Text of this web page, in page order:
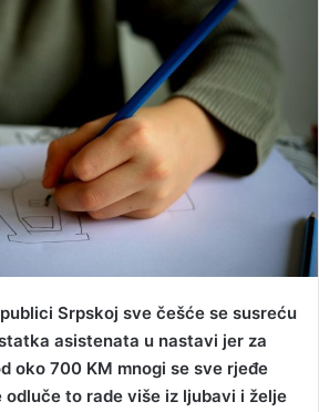
Srpskoj sve češće se susreću
asistenata u nastavi jer za
oko 700 KM mnogi se sve rjeđe
odluče to rade više iz ljubavi i želje